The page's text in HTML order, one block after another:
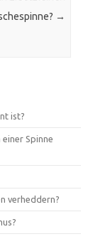
→
ist?
Spinne
verheddern?